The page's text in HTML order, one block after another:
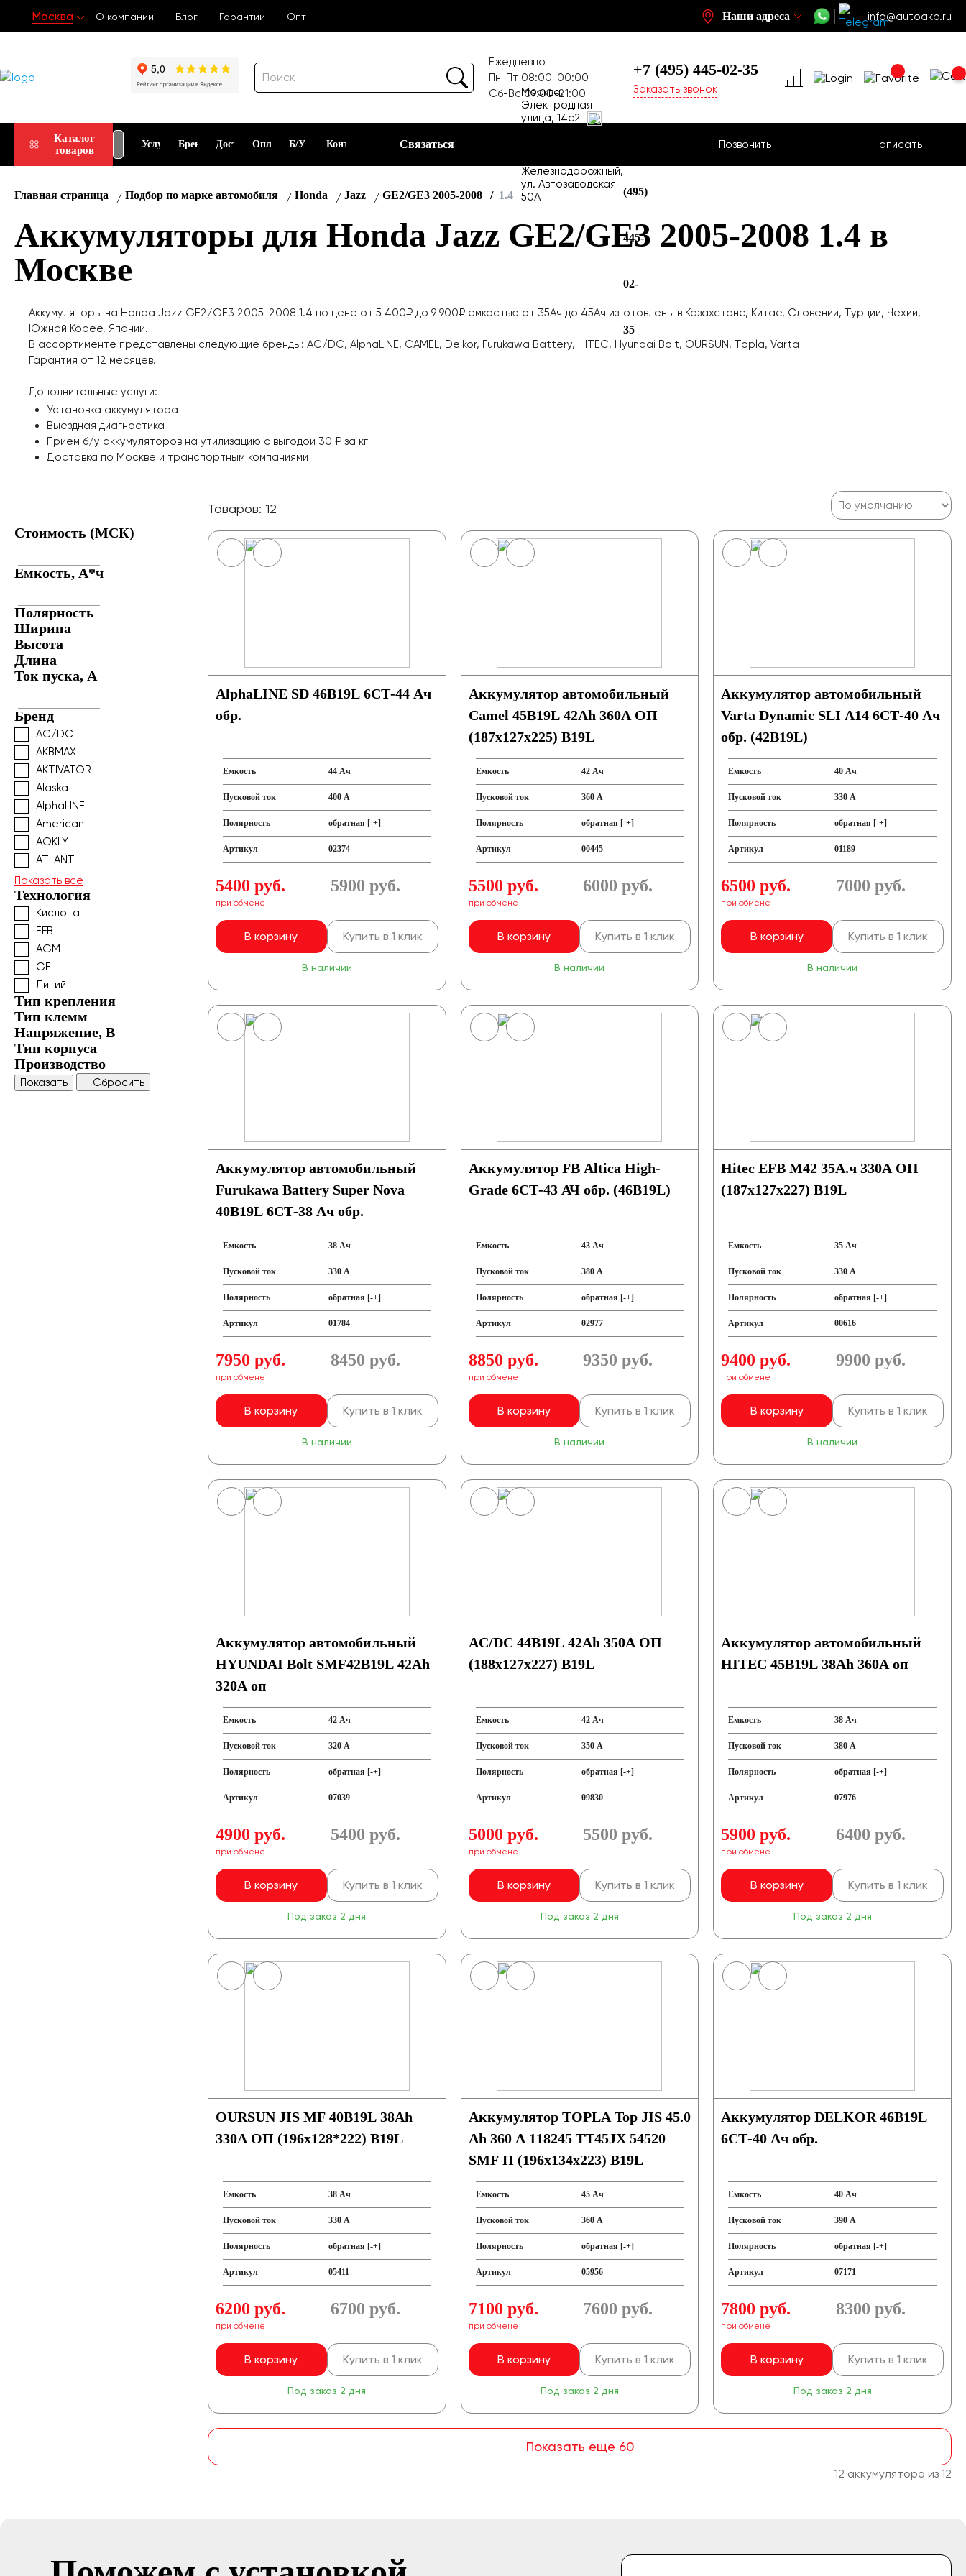
Москва О компании Блог Гарантии Опт Наши адреса info@autoakb.ru
Ежедневно
Пн-Пт 08:00-00:00
Сб-Вс 09:00-21:00
+7 (495)445-02-35
Заказать звонок
Каталог
товаров
Подбор
АКБ
Услуги Бренды ДоставкаОплата Б/У
АКБ
Контакты Связаться
Москва,
Электродная
улица, 14с2
Железнодорожный,
ул. Автозаводская
50А
(495)
445-
02-
35
Позвонить Написать
Главная страница Подбор по марке автомобиля Honda Jazz GE2/GE3 2005-2008 1.4
Аккумуляторы для Honda Jazz GE2/GE3 2005-2008 1.4 в
Москве
Аккумуляторы на Honda Jazz GE2/GE3 2005-2008 1.4 по цене от 5 400₽ до 9 900₽ емкостью от 35Ач до 45Ач изготовлены в Казахстане, Китае, Словении, Турции, Чехии,
Южной Корее, Японии.
В ассортименте представлены следующие бренды: AC/DC, AlphaLINE, CAMEL, Delkor, Furukawa Battery, HITEC, Hyundai Bolt, OURSUN, Topla, Varta
Гарантия от 12 месяцев.
Дополнительные услуги:
Установка аккумулятора
Выездная диагностика
Прием б/у аккумуляторов на утилизацию с выгодой 30 ₽ за кг
Доставка по Москве и транспортным компаниями
Стоимость (МСК)
Емкость, А*ч
Полярность
Ширина
Высота
Длина
Ток пуска, А
Бренд
AC/DC
AKBMAX
AKTIVATOR
Alaska
AlphaLINE
American
AOKLY
ATLANT
Показать все
Технология
Кислота
EFB
AGM
GEL
Литий
Тип крепления
Тип клемм
Напряжение, В
Тип корпуса
Производство
Показать Сбросить
Товаров: 12
AlphaLINE SD 46B19L 6СТ-44 Ач
обр.
Емкость 44 Ач
Пусковой ток 400 А
Полярность обратная [-+]
Артикул 02374
5400 руб.
при обмене
5900 руб.
В корзину Купить в 1 клик
В наличии
Аккумулятор автомобильный
Camel 45B19L 42Ah 360A ОП
(187х127х225) B19L
Емкость 42 Ач
Пусковой ток 360 А
Полярность обратная [-+]
Артикул 00445
5500 руб.
при обмене
6000 руб.
В корзину Купить в 1 клик
В наличии
Аккумулятор автомобильный
Varta Dynamic SLI A14 6СТ-40 Ач
обр. (42B19L)
Емкость 40 Ач
Пусковой ток 330 А
Полярность обратная [-+]
Артикул 01189
6500 руб.
при обмене
7000 руб.
В корзину Купить в 1 клик
В наличии
Аккумулятор автомобильный
Furukawa Battery Super Nova
40B19L 6СТ-38 Ач обр.
Емкость 38 Ач
Пусковой ток 330 А
Полярность обратная [-+]
Артикул 01784
7950 руб.
при обмене
8450 руб.
В корзину Купить в 1 клик
В наличии
Аккумулятор FB Altica High-
Grade 6СТ-43 АЧ обр. (46B19L)
Емкость 43 Ач
Пусковой ток 380 А
Полярность обратная [-+]
Артикул 02977
8850 руб.
при обмене
9350 руб.
В корзину Купить в 1 клик
В наличии
Hitec EFB M42 35А.ч 330А ОП
(187x127x227) B19L
Емкость 35 Ач
Пусковой ток 330 А
Полярность обратная [-+]
Артикул 00616
9400 руб.
при обмене
9900 руб.
В корзину Купить в 1 клик
В наличии
Аккумулятор автомобильный
HYUNDAI Bolt SMF42B19L 42Ah
320A оп
Емкость 42 Ач
Пусковой ток 320 А
Полярность обратная [-+]
Артикул 07039
4900 руб.
при обмене
5400 руб.
В корзину Купить в 1 клик
Под заказ 2 дня
AC/DC 44B19L 42Ah 350A ОП
(188x127x227) B19L
Емкость 42 Ач
Пусковой ток 350 А
Полярность обратная [-+]
Артикул 09830
5000 руб.
при обмене
5500 руб.
В корзину Купить в 1 клик
Под заказ 2 дня
Аккумулятор автомобильный
HITEC 45B19L 38Ah 360A оп
Емкость 38 Ач
Пусковой ток 380 А
Полярность обратная [-+]
Артикул 07976
5900 руб.
при обмене
6400 руб.
В корзину Купить в 1 клик
Под заказ 2 дня
OURSUN JIS MF 40B19L 38Ah
330A ОП (196х128*222) B19L
Емкость 38 Ач
Пусковой ток 330 А
Полярность обратная [-+]
Артикул 05411
6200 руб.
при обмене
6700 руб.
В корзину Купить в 1 клик
Под заказ 2 дня
Аккумулятор TOPLA Top JIS 45.0
Ah 360 A 118245 TT45JX 54520
SMF П (196x134x223) B19L
Емкость 45 Ач
Пусковой ток 360 А
Полярность обратная [-+]
Артикул 05956
7100 руб.
при обмене
7600 руб.
В корзину Купить в 1 клик
Под заказ 2 дня
Аккумулятор DELKOR 46B19L
6СТ-40 Ач обр.
Емкость 40 Ач
Пусковой ток 390 А
Полярность обратная [-+]
Артикул 07171
7800 руб.
при обмене
8300 руб.
В корзину Купить в 1 клик
Под заказ 2 дня
Показать еще 60
12 аккумулятора из 12